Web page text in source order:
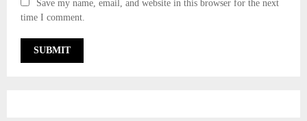
Save my name, email, and website in this browser for the next
time I comment.